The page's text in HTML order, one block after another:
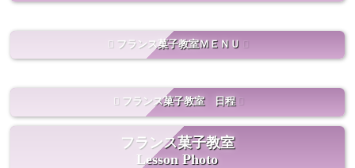
フランス菓子教室ＭＥＮＵ
フランス菓子教室 日程
フランス菓子教室
Lesson Photo